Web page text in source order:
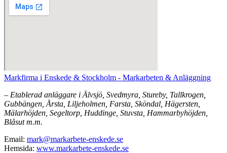
Markfirma i Enskede & Stockholm - Markarbeten & Anläggning
– Etablerad anläggare i Älvsjö, Svedmyra, Stureby, Tallkrogen,
Gubbängen, Årsta, Liljeholmen, Farsta, Sköndal, Hägersten,
Mälarhöjden, Segeltorp, Huddinge, Stuvsta, Hammarbyhöjden,
Blåsut m.m.
Email: mark@markarbete-enskede.se
Hemsida: www.markarbete-enskede.se